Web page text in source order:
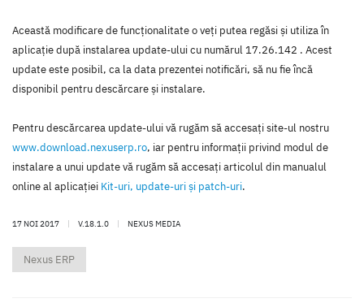
Această modificare de funcţionalitate o veţi putea regăsi şi utiliza în
aplicaţie după instalarea update-ului cu numărul 17.26.142 . Acest
update este posibil, ca la data prezentei notificări, să nu fie încă
disponibil pentru descărcare şi instalare.
Pentru descărcarea update-ului vă rugăm să accesaţi site-ul nostru
www.download.nexuserp.ro, iar pentru informaţii privind modul de
instalare a unui update vă rugăm să accesaţi articolul din manualul
online al aplicaţiei Kit-uri, update-uri şi patch-uri.
17 NOI 2017 | V.18.1.0 | NEXUS MEDIA
Nexus ERP